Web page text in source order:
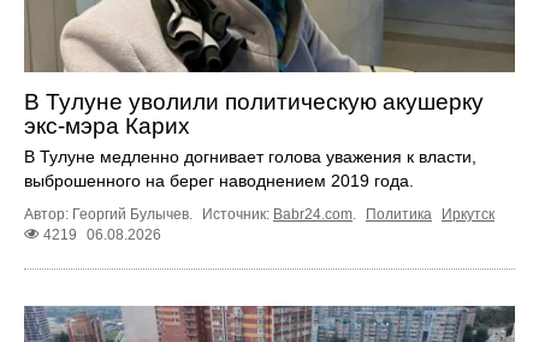
В Тулуне уволили политическую акушерку
экс-мэра Карих
В Тулуне медленно догнивает голова уважения к власти,
выброшенного на берег наводнением 2019 года.
Автор: Георгий Булычев. Источник: Babr24.com. Политика
Иркутск
4219
06.08.2026